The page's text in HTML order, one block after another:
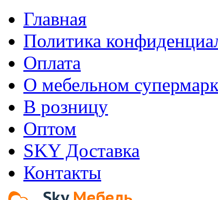
Главная
Политика
Оплата
О мебельном
В розницу
Оптом
SKY Доставка
Контакты